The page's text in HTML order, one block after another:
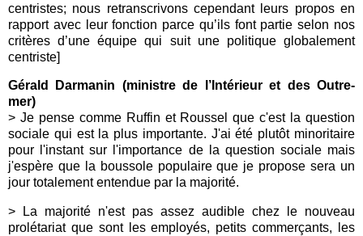
centristes; nous retranscrivons cependant leurs propos en
rapport avec leur fonction parce qu’ils font partie selon nos
critères d’une équipe qui suit une politique globalement
centriste]
Gérald Darmanin (ministre de l’Intérieur et des Outre-
mer)
> Je pense comme Ruffin et Roussel que c'est la question
sociale qui est la plus importante. J'ai été plutôt minoritaire
pour l'instant sur l'importance de la question sociale mais
j'espère que la boussole populaire que je propose sera un
jour totalement entendue par la majorité.
> La majorité n'est pas assez audible chez le nouveau
prolétariat que sont les employés, petits commerçants, les